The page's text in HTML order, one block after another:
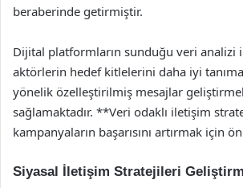
beraberinde getirmiştir.
Dijital platformların sunduğu veri analizi
aktörlerin hedef kitlelerini daha iyi
yönelik özelleştirilmiş mesajlar
sağlamaktadır. **Veri odaklı iletişim
kampanyaların başarısını artırmak için
Siyasal İletişim Stratejileri